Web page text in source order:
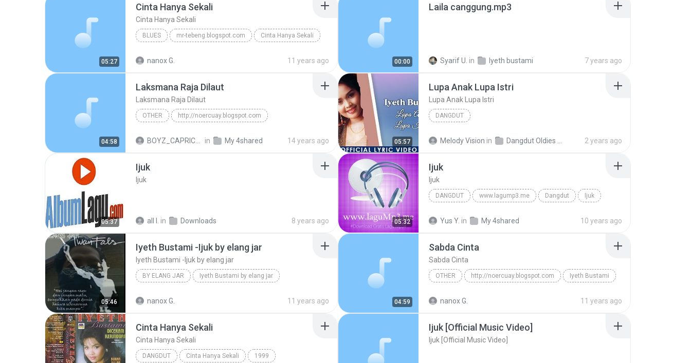
05:27
Cinta Hanya Sekali
Cinta Hanya Sekali
BLUES mr-tebeng.blogspot.com Cinta Hanya Sekali
nanox G. 11 years ago 00:00
Laila canggung.mp3
Syarif U. in Iyeth bustami 7 years ago
04:58
Laksmana Raja Dilaut
Laksmana Raja Dilaut
OTHER http://noercuay.blogspot.com
in My 4shared 14 years ago 05:57
Lupa Anak Lupa Istri
Lupa Anak Lupa Istri
DANGDUT
Melody Vision in 2 years ago
05:37
Ijuk
Ijuk
all I. in Downloads 8 years ago 05:32
Ijuk
Ijuk
DANGDUT www.lagump3.me Dangdut Ijuk
Yus Y. in My 4shared 10 years ago
05:46
Iyeth Bustami -Ijuk by elang jar
Iyeth Bustami -Ijuk by elang jar
BY ELANG JAR Iyeth Bustami by elang jar
nanox G. 11 years ago 04:59
Sabda Cinta
Sabda Cinta
OTHER http://noercuay.blogspot.com Iyeth Bustami
nanox G. 11 years ago
Cinta Hanya Sekali
Cinta Hanya Sekali
DANGDUT Cinta Hanya Sekali 1999
Ijuk [Official Music Video]
Ijuk [Official Music Video]